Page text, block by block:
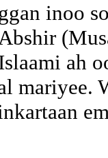
inoo
ah
mariyee.